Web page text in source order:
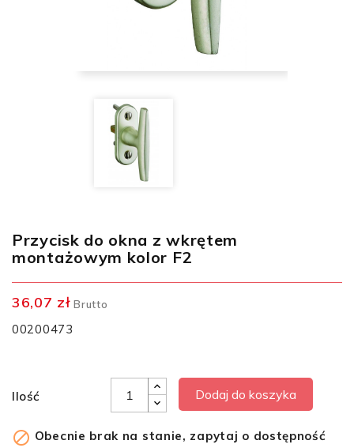
Przycisk do okna z wkrętem
montażowym kolor F2
36,07 zł Brutto
00200473
Ilość Dodaj do koszyka
 Obecnie brak na stanie, zapytaj o dostępność